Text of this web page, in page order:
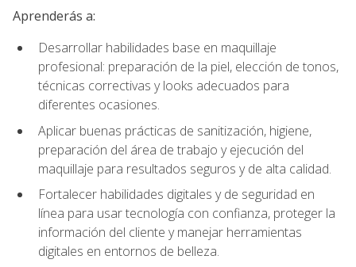
Aprenderás a:
Desarrollar habilidades base en maquillaje
profesional: preparación de la piel, elección de tonos,
técnicas correctivas y looks adecuados para
diferentes ocasiones.
Aplicar buenas prácticas de sanitización, higiene,
preparación del área de trabajo y ejecución del
maquillaje para resultados seguros y de alta calidad.
Fortalecer habilidades digitales y de seguridad en
línea para usar tecnología con confianza, proteger la
información del cliente y manejar herramientas
digitales en entornos de belleza.